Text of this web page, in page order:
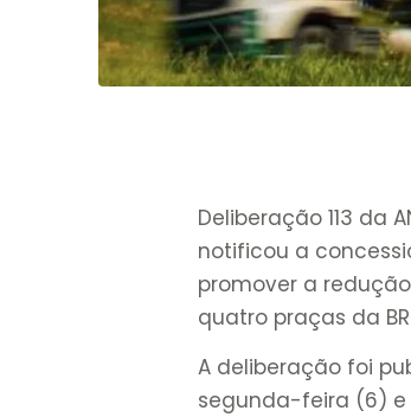
Deliberação 113 da
notificou a
promover a
quatro praças da
A deliberação foi
segunda-feira (6) e